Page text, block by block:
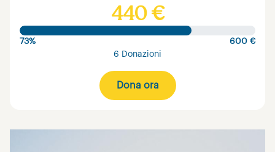
440 €
73%
600 €
6 Donazioni
Dona ora